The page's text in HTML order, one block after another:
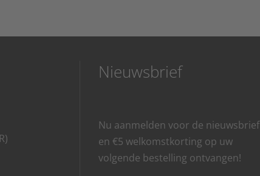
Nieuwsbrief
Nu aanmelden voor de nieuwsbrief
en €5 welkomstkorting op uw
volgende bestelling ontvangen!